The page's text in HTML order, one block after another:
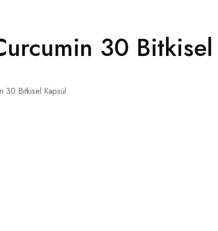
30 Bitkisel
30 Bitkisel Kapsül